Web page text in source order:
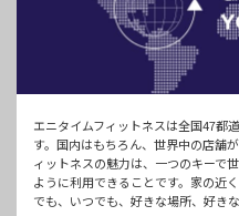
エニタイムフィットネスは全国47都
す。国内はもちろん、世界中の店舗
ィットネスの魅力は、一つのキーで
ように利用できることです。家の近
でも、いつでも、好きな場所、好き